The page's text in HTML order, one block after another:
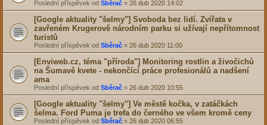
Poslední příspěvek od Sběrač « 26 dub 2020 14:02
[Google aktuality "šelmy"] Svoboda bez lidí. Zvířata v
zavřeném Krugerově národním parku si užívají nepřítomnost
turistů
Poslední příspěvek od Sběrač « 26 dub 2020 11:00
[Enviweb.cz, téma "příroda"] Monitoring rostlin a živočichů
na Šumavě kvete - nekončící práce profesionálů a nadšení
ama
Poslední příspěvek od Sběrač « 26 dub 2020 10:55
[Google aktuality "šelmy"] Ve městě kočka, v zatáčkách
šelma. Ford Puma je trefa do černého ve všem kromě ceny
Poslední příspěvek od Sběrač « 26 dub 2020 06:55